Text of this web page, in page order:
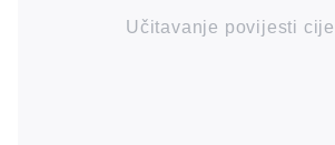
Učitavanje povijesti